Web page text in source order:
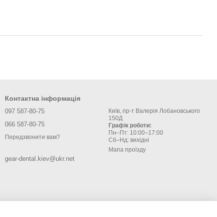
Контактна інформація
097 587-80-75
066 587-80-75
Передзвонити вам?
gear-dental.kiev@ukr.net
Київ, пр-т Валерія Лобановського
150Д
Графік роботи:
Пн–Пт: 10:00–17:00
Сб–Нд: вихідні
Мапа проїзду